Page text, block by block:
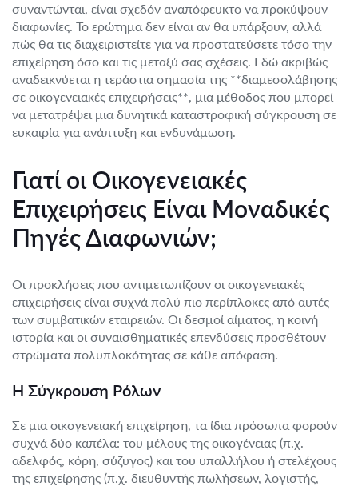
συναντώνται, είναι σχεδόν αναπόφευκτο να προκύψουν
διαφωνίες. Το ερώτημα δεν είναι αν θα υπάρξουν, αλλά
πώς θα τις διαχειριστείτε για να προστατεύσετε τόσο την
επιχείρηση όσο και τις μεταξύ σας σχέσεις. Εδώ ακριβώς
αναδεικνύεται η τεράστια σημασία της **διαμεσολάβησης
σε οικογενειακές επιχειρήσεις**, μια μέθοδος που μπορεί
να μετατρέψει μια δυνητικά καταστροφική σύγκρουση σε
ευκαιρία για ανάπτυξη και ενδυνάμωση.
Γιατί οι Οικογενειακές
Επιχειρήσεις Είναι Μοναδικές
Πηγές Διαφωνιών;
Οι προκλήσεις που αντιμετωπίζουν οι οικογενειακές
επιχειρήσεις είναι συχνά πολύ πιο περίπλοκες από αυτές
των συμβατικών εταιρειών. Οι δεσμοί αίματος, η κοινή
ιστορία και οι συναισθηματικές επενδύσεις προσθέτουν
στρώματα πολυπλοκότητας σε κάθε απόφαση.
Η Σύγκρουση Ρόλων
Σε μια οικογενειακή επιχείρηση, τα ίδια πρόσωπα φορούν
συχνά δύο καπέλα: του μέλους της οικογένειας (π.χ.
αδελφός, κόρη, σύζυγος) και του υπαλλήλου ή στελέχους
της επιχείρησης (π.χ. διευθυντής πωλήσεων, λογιστής,